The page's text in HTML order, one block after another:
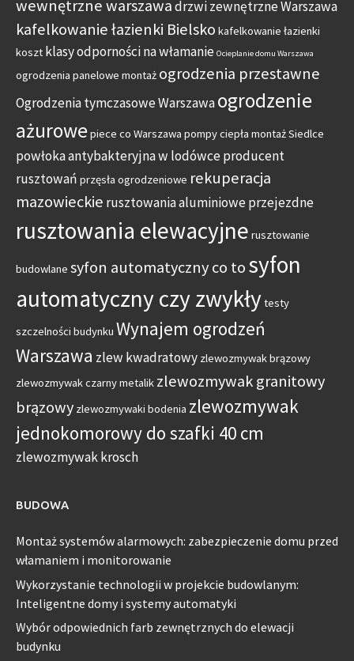
wewnętrzne warszawadrzwi zewnętrzne Warszawa
kafelkowanie łazienki Bielsko kafelkowanie łazienki
koszt klasy odporności na włamanie Ocieplanie domu Warszawa
ogrodzenia panelowe montaż ogrodzenia przestawne
Ogrodzenia tymczasowe Warszawaogrodzenie
ażurowepiece co Warszawa pompy ciepła montaż Siedlce
powłoka antybakteryjna w lodówceproducent
rusztowań przęsła ogrodzeniowe rekuperacja
mazowieckie rusztowania aluminiowe przejezdne
rusztowania elewacyjne rusztowanie
budowlane syfon automatyczny co tosyfon
automatyczny czy zwykłytesty
szczelności budynku Wynajem ogrodzeń
Warszawa zlew kwadratowy zlewozmywak brązowy
zlewozmywak czarny metalik zlewozmywak granitowy
brązowy zlewozmywaki bodenia zlewozmywak
jednokomorowy do szafki 40 cm
zlewozmywak krosch
BUDOWA
Montaż systemów alarmowych: zabezpieczenie domu przed
włamaniem i monitorowanie
Wykorzystanie technologii w projekcie budowlanym:
Inteligentne domy i systemy automatyki
Wybór odpowiednich farb zewnętrznych do elewacji
budynku